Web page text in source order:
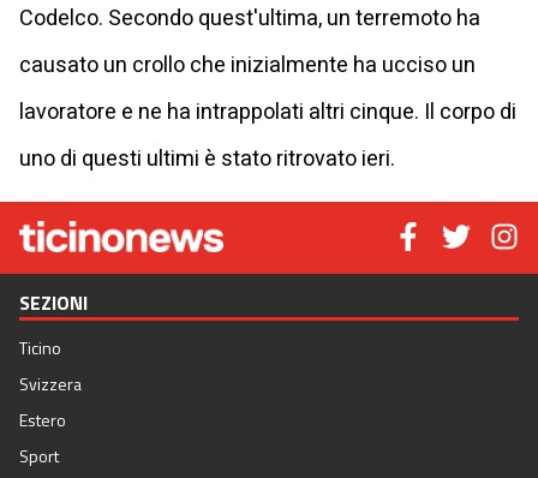
Codelco. Secondo quest'ultima, un terremoto ha
causato un crollo che inizialmente ha ucciso un
lavoratore e ne ha intrappolati altri cinque. Il corpo di
uno di questi ultimi è stato ritrovato ieri.
SEZIONI
Ticino
Svizzera
Estero
Sport